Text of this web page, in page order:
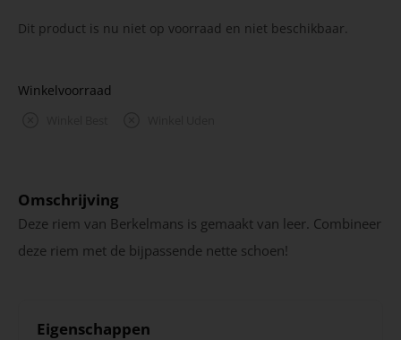
Dit product is nu niet op voorraad en niet beschikbaar.
Winkelvoorraad
Omschrijving
Deze riem van Berkelmans is gemaakt van leer. Combineer
deze riem met de bijpassende nette schoen!
Eigenschappen